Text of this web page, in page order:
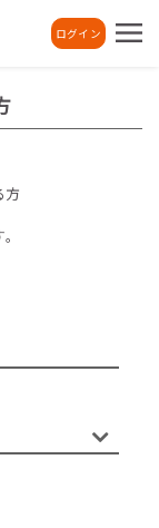
ログイン
方